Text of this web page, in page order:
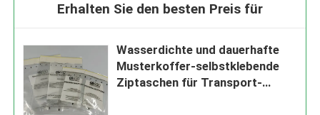
Erhalten Sie den besten Preis für
Wasserdichte und dauerhafte
Musterkoffer-selbstklebende
Ziptaschen für Transport-